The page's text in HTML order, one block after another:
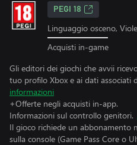
PEGI 18
Linguaggio osceno,
Acquisti in-game
Gli editori dei giochi che avvii
tuo profilo Xbox e ai dati associati
informazioni
+Offerte negli acquisti in-app.
Informazioni sul controllo genitori.
Il gioco richiede un abbonamento
sulla console (Game Pass Core o